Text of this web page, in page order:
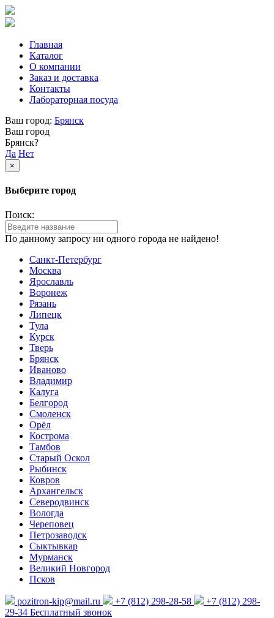
Главная
Каталог
О компании
Заказ и доставка
Контакты
Лабораторная посуда
Ваш город: Брянск
Ваш город
Брянск?
Да Нет
×
Выберите город
Поиск:
По данному запросу ни одного города не найдено!
Санкт-Петербург
Москва
Ярославль
Воронеж
Рязань
Липецк
Тула
Курск
Тверь
Брянск
Иваново
Владимир
Калуга
Белгород
Смоленск
Орёл
Кострома
Тамбов
Старый Оскол
Рыбинск
Ковров
Архангельск
Северодвинск
Вологда
Череповец
Петрозаводск
Сыктывкар
Мурманск
Великий Новгород
Псков
pozitron-kip@mail.ru +7 (812) 298-28-58
+7 (812) 298-
29-34 Бесплатный звонок